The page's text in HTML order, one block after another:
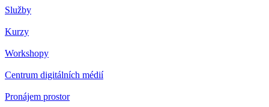
Služby
Kurzy
Workshopy
Centrum digitálních médií
Pronájem prostor